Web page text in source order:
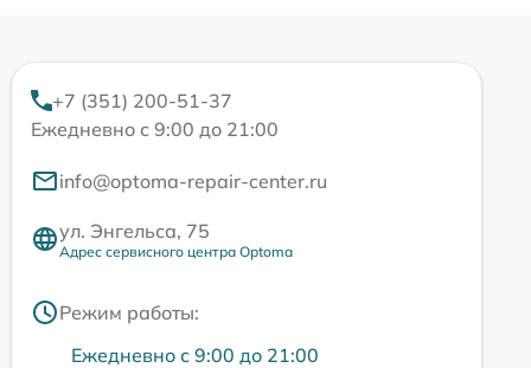
+7 (351) 200-51-37
Ежедневно с 9:00 до 21:00
info@optoma-repair-center.ru
ул. Энгельса, 75
Адрес сервисного центра Optoma
Режим работы:
Ежедневно с 9:00 до 21:00